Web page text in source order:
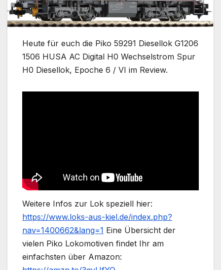
Heute für euch die Piko 59291 Diesellok G1206
1506 HUSA AC Digital H0 Wechselstrom Spur
H0 Diesellok, Epoche 6 / VI im Review.
Weitere Infos zur Lok speziell hier:
https://www.loks-aus-kiel.de/index.php?
nav=1400662&lang=1 Eine Übersicht der
vielen Piko Lokomotiven findet Ihr am
einfachsten über Amazon: